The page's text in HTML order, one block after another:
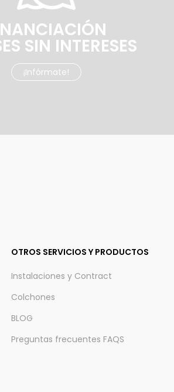
SIN INTERESES
¡Infórmate!
OTROS SERVICIOS Y PRODUCTOS
Instalaciones y Contract
Colchones
BLOG
Preguntas frecuentes FAQS